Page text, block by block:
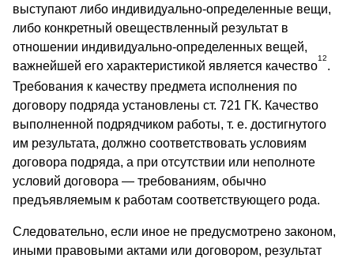
выступают либо индивидуально-определенные вещи,
либо конкретный овеществленный результат в
отношении индивидуально-определенных вещей,
важнейшей его характеристикой является качество
12
.
Требования к качеству предмета исполнения по
договору подряда установлены ст. 721 ГК. Качество
выполненной подрядчиком работы, т. е. достигнутого
им результата, должно соответствовать условиям
договора подряда, а при отсутствии или неполноте
условий договора — требованиям, обычно
предъявляемым к работам соответствующего рода.
Следовательно, если иное не предусмотрено законом,
иными правовыми актами или договором, результат